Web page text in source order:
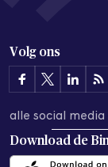
Volg ons
alle social media
Download de